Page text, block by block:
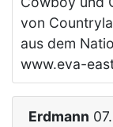
von
aus dem
www.eva-
Erdmann